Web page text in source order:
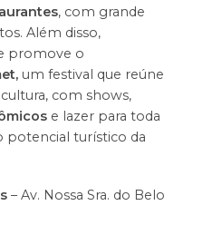
, com grande
Além disso,
promove o
um festival que reúne
com shows,
e lazer para toda
potencial turístico da
– Av. Nossa Sra. do Belo